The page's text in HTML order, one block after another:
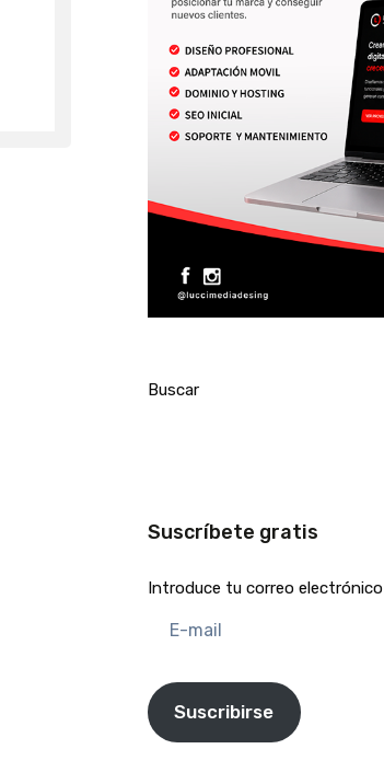
Buscar
Suscríbete gratis
Introduce tu correo electrónico
mail
Suscribirse